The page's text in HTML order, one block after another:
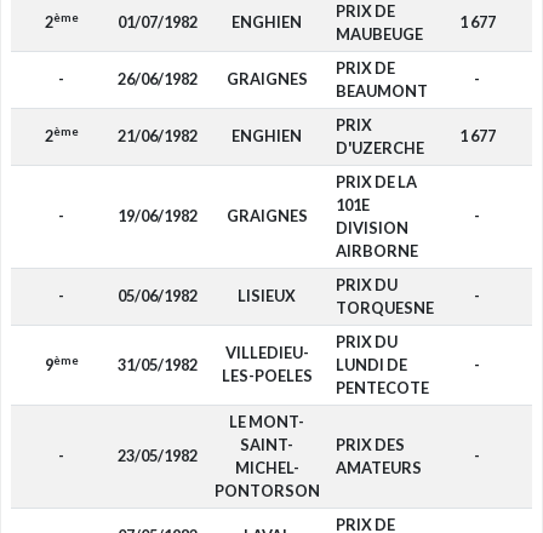
2ème 01/07/1982 ENGHIEN
PRIX DE
MAUBEUGE
1 677
- 26/06/1982 GRAIGNES
PRIX DE
BEAUMONT
-
2ème 21/06/1982 ENGHIEN
PRIX
D'UZERCHE
1 677
- 19/06/1982 GRAIGNES
PRIX DE LA
101E
DIVISION
AIRBORNE
-
- 05/06/1982 LISIEUX
PRIX DU
TORQUESNE
-
9ème 31/05/1982
VILLEDIEU-
LES-POELES
PRIX DU
LUNDI DE
PENTECOTE
-
- 23/05/1982
LE MONT-
SAINT-
MICHEL-
PONTORSON
PRIX DES
AMATEURS
-
PRIX DE